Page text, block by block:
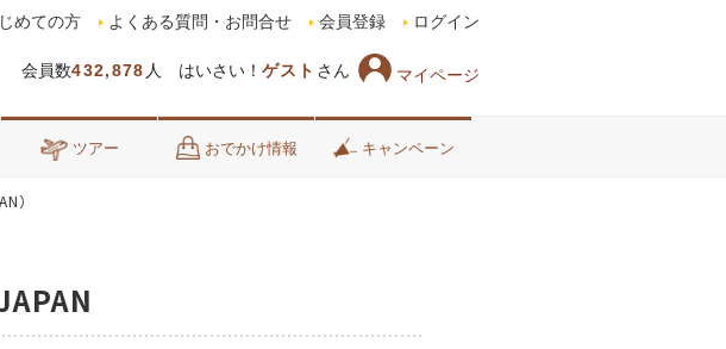
会員数432,878 人 はいさい！ ゲスト さん マイページ
めての方 よくある質問・お問合せ 会員登録 ログイン
ツアー おでかけ情報 キャンペーン
）